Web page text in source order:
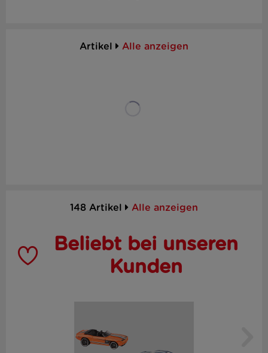
Artikel Alle anzeigen
148 Artikel Alle anzeigen
Beliebt bei unseren
Kunden